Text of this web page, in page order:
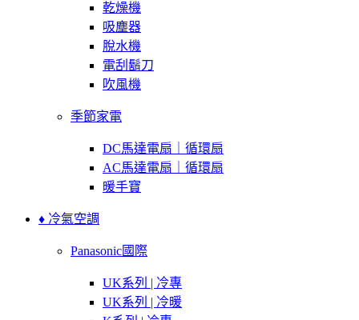
乾燥機
吸塵器
脫水機
電刮鬍刀
吹風機
季節家電
DC馬達電扇｜循環扇
AC馬達電扇｜循環扇
暖手寶
♦ 冷氣空調
Panasonic國際
UK系列 | 冷專
UK系列 | 冷暖